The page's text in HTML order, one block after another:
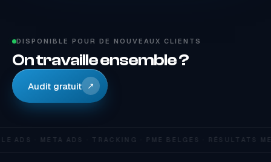
DISPONIBLE POUR DE NOUVEAUX CLIENTS
On travaille ensemble ?
Audit gratuit ↗
ADS · META ADS · TRACKING · PME BELGES · RÉSULTATS